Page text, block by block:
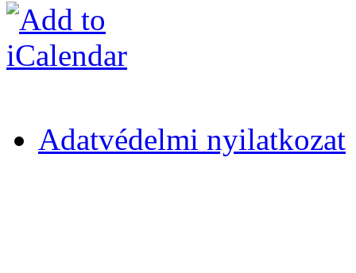
Adatvédelmi nyilatkozat